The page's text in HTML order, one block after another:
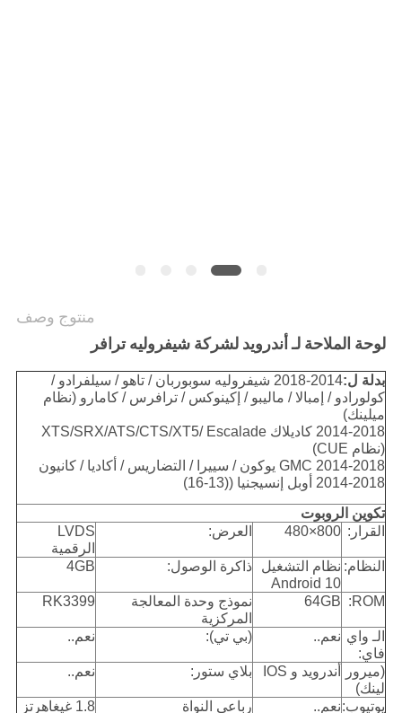
منتوج وصف
لوحة الملاحة لـ أندرويد لشركة شيفروليه ترافر
بدلة ل:
2014-2018 شيفروليه سوبوربان / تاهو / سيلفرادو /
كولورادو / إمبالا / ماليبو / إكينوكس / ترافرس / كامارو (نظام
ميلينك)
2014-2018 كاديلاك XTS/SRX/ATS/CTS/XT5/ Escalade
(نظام CUE)
2014-2018 GMC يوكون / سييرا / التضاريس / أكاديا / كانيون
2014-2018 أوبل إنسيجنيا ((13-16)
تكوين الروبوت
القرار: 800×480 العرض:
LVDS
الرقمية
النظام: نظام التشغيل
Android 10
ذاكرة الوصول: 4GB
ROM:
64GB
نموذج وحدة المعالجة
المركزية
RK3399
الـ واي
فاي:
نعم.. (بي تي): نعم..
(ميرور
لينك)
أندرويد و IOS بلاي ستور: نعم..
يوتيوب:نعم.. رباعي النواة
1.8 غيغاهرتز